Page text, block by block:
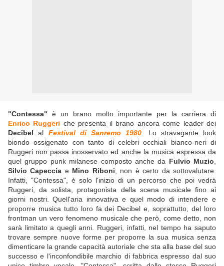
"Contessa" è un brano molto importante per la carriera di
Enrico Ruggeri che presenta il brano ancora come leader dei
Decibel al Festival di Sanremo 1980 . Lo stravagante look
biondo ossigenato con tanto di celebri occhiali bianco-neri di
Ruggeri non passa inosservato ed anche la musica espressa da
quel gruppo punk milanese composto anche da Fulvio Muzio
Silvio Capeccia e Mino Riboni , non è certo da sottovalutare.
Infatti, "Contessa", è solo l'inizio di un percorso che poi vedrà
Ruggeri, da solista, protagonista della scena musicale fino ai
giorni nostri. Quell'aria innovativa e quel modo di intendere e
proporre musica tutto loro fa dei Decibel e, soprattutto, del loro
frontman un vero fenomeno musicale che però, come detto, non
sarà limitato a quegli anni. Ruggeri, infatti, nel tempo ha saputo
trovare sempre nuove forme per proporre la sua musica senza
dimenticare la grande capacità autoriale che sta alla base del suo
successo e l'inconfondibile marchio di fabbrica espresso dal suo